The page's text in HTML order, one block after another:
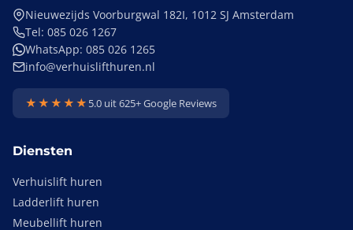
Nieuwezijds Voorburgwal 182I, 1012 SJ Amsterdam
Tel: 085 026 1267
WhatsApp: 085 026 1265
info@verhuislifthuren.nl
★★★★★ 5.0 uit 625+ Google Reviews
Diensten
Verhuislift huren
Ladderlift huren
Meubellift huren